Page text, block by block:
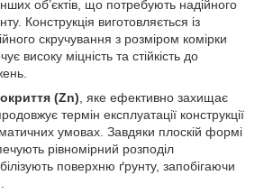
об’єктів, що потребують надійного
Конструкція виготовляється із
скручування з розміром комірки
високу міцність та стійкість до
(Zn) , яке ефективно захищає
термін експлуатації конструкції
умовах. Завдяки плоскій формі
рівномірний розподіл
поверхню ґрунту, запобігаючи